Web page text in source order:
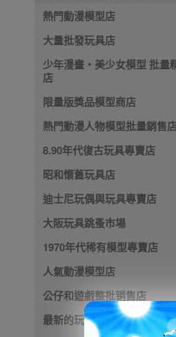
熱門動漫模型店
大量批發玩具店
少年漫畫・美少女模型 批量
店
限量版獎品模型商店
熱門動漫人物模型批量銷售
8.90年代復古玩具專賣店
昭和懷舊玩具店
迪士尼玩偶與玩具專賣店
大阪玩具跳蚤市場
1970年代稀有模型專賣店
人氣動漫模型店
公仔和遊戲整批销售店
最新的玩具店